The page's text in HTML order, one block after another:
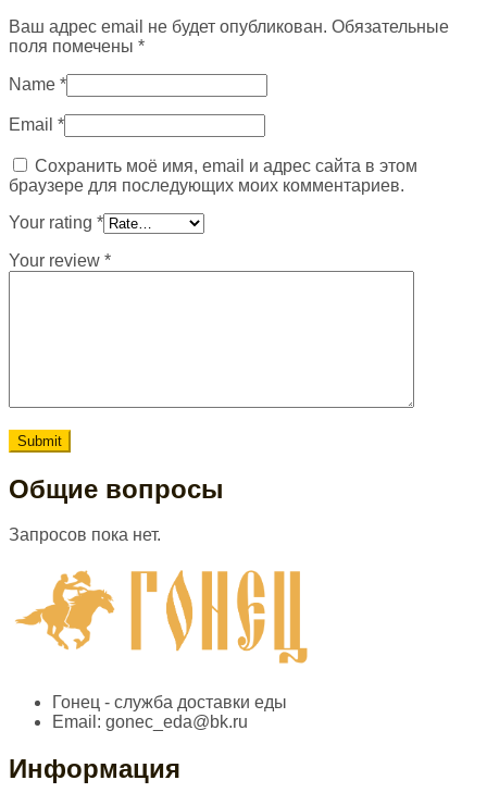
Ваш адрес email не будет опубликован. Обязательные
поля помечены *
Name *
Email *
Сохранить моё имя, email и адрес сайта в этом
браузере для последующих моих комментариев.
Your rating *
Your review *
Общие вопросы
Запросов пока нет.
Гонец - служба доставки еды
Email: gonec_eda@bk.ru
Информация